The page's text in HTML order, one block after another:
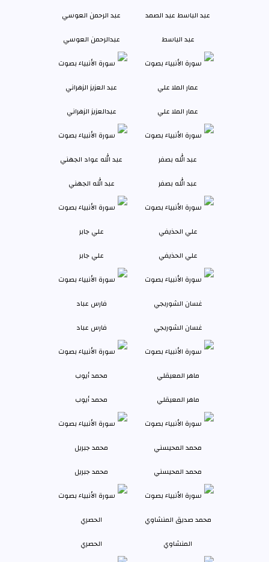
عبد الباسط عبدالرحمن العوسي
عمار الملا علي عبدالعزيز الزهراني
عبد الله بصفر عبد الله الجهني
علي الحذيفي علي جابر
غسان الشوربجي فارس عباد
ماهر المعيقلي محمد أيوب
محمد المحيسني محمد جبريل
المنشاوي الحصري